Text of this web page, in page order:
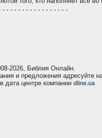
- - - - - - - - - - - - - - - - -
2026, Библия Онлайн.
и предложения адресуйте
дата центре компании dline.ua